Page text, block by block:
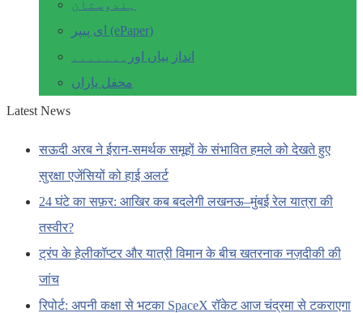
ہندوستان
ای پیپر (ePaper)
انداز بیاں اور۔۔۔۔۔۔۔
محفل یاراں
Latest News
सऊदी अरब ने ईरान-समर्थक समूहों के संभावित हमले को देखते हुए
सुरक्षा एजेंसियों को हाई अलर्ट
24 घंटे का सफ़र: आखिर कब बदलेगी लखनऊ–मुंबई रेल यात्रा की
तस्वीर?
ट्रंप के हेलीकॉप्टर और यात्री विमान के बीच खतरनाक नज़दीकी की
जांच
रिपोर्ट: अपनी कक्षा से भटका SpaceX रॉकेट आज चंद्रमा से टकराएगा